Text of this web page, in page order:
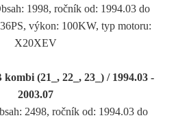
1998, ročník od: 1994.03 do
výkon: 100KW, typ motoru:
X20XEV
(21_, 22_, 23_) / 1994.03 -
2003.07
2498, ročník od: 1994.03 do